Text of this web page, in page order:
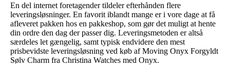
En del internet foretagender tildeler efterhånden flere
leveringsløsninger. En favorit iblandt mange er i vore dage at få
afleveret pakken hos en pakkeshop, som gør det muligt at hente
din ordre den dag der passer dig. Leveringsmetoden er altså
særdeles let gængelig, samt typisk endvidere den mest
prisbevidste leveringsløsning ved køb af Moving Onyx Forgyldt
Sølv Charm fra Christina Watches med Onyx.